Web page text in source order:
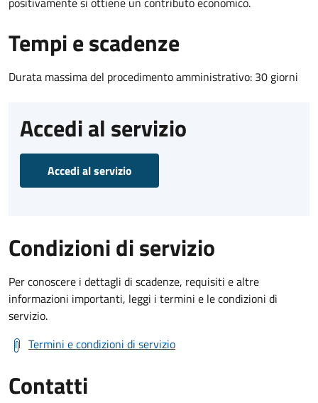
Tempi e scadenze
Durata massima del procedimento amministrativo: 30 giorni
Accedi al servizio
Accedi al servizio
Condizioni di servizio
Per conoscere i dettagli di scadenze, requisiti e altre
informazioni importanti, leggi i termini e le condizioni di
servizio.
Termini e condizioni di servizio
Contatti